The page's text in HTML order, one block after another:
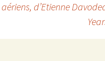
, d’Etienne